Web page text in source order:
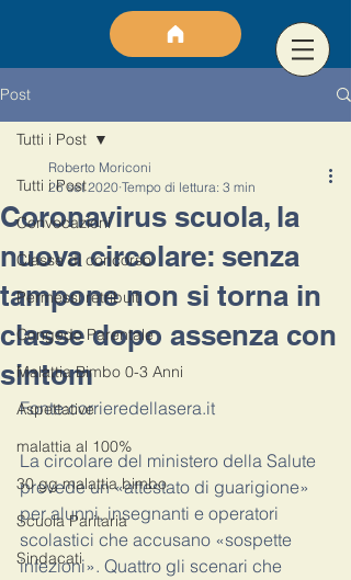
Post
Tutti i Post
Convocazioni
Classe di concorso
Permessi retribuiti
Congedo Parentale
Malattia Bimbo 0-3 Anni
Aspettative
malattia al 100%
30 gg malattia bimbo
Scuola Paritaria
Sindacati
Tutti i Post
Coronavirus scuola, la
nuova circolare: senza
tampone non si torna in
classe dopo assenza con
sintom
Roberto Moriconi
26 set 2020 Tempo di lettura: 3 min
La circolare del ministero della Salute
prevede un «attestato di guarigione»
per alunni, insegnanti e operatori
scolastici che accusano «sospette
infezioni». Quattro gli scenari che